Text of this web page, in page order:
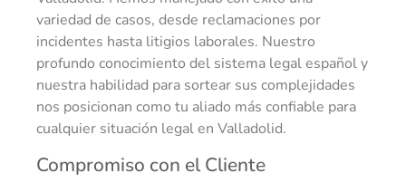
variedad de casos, desde reclamaciones por
incidentes hasta litigios laborales. Nuestro
profundo conocimiento del sistema legal español y
nuestra habilidad para sortear sus complejidades
nos posicionan como tu aliado más confiable para
cualquier situación legal en Valladolid.
Compromiso con el Cliente